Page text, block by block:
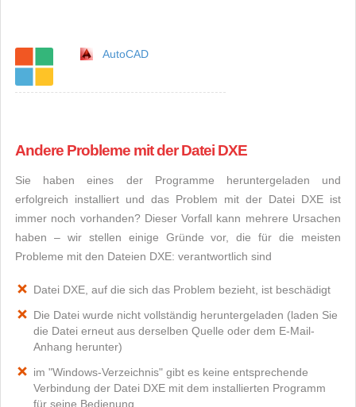
AutoCAD
Andere Probleme mit der Datei DXE
Sie haben eines der Programme heruntergeladen und
erfolgreich installiert und das Problem mit der Datei DXE ist
immer noch vorhanden? Dieser Vorfall kann mehrere Ursachen
haben – wir stellen einige Gründe vor, die für die meisten
Probleme mit den Dateien DXE: verantwortlich sind
Datei DXE, auf die sich das Problem bezieht, ist beschädigt
Die Datei wurde nicht vollständig heruntergeladen (laden Sie
die Datei erneut aus derselben Quelle oder dem E-Mail-
Anhang herunter)
im "Windows-Verzeichnis" gibt es keine entsprechende
Verbindung der Datei DXE mit dem installierten Programm
für seine Bedienung